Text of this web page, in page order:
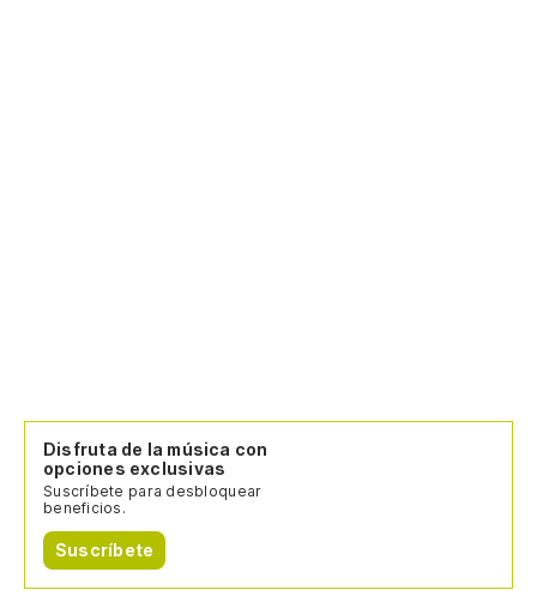
Disfruta de la música con
opciones exclusivas
Suscríbete para desbloquear
beneficios.
Suscríbete